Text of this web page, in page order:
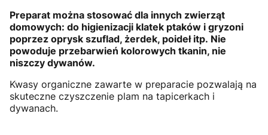
Preparat można stosować dla innych zwierząt
domowych: do higienizacji klatek ptaków i gryzoni
poprzez oprysk szuflad, żerdek, poideł itp. Nie
powoduje przebarwień kolorowych tkanin, nie
niszczy dywanów.
Kwasy organiczne zawarte w preparacie pozwalają na
skuteczne czyszczenie plam na tapicerkach i
dywanach.